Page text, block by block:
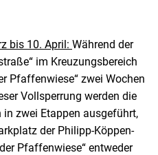
bis 10. April: Während der
im Kreuzungsbereich
Pfaffenwiese“ zwei Wochen
Vollsperrung werden die
zwei Etappen ausgeführt,
der Philipp-Köppen-
Pfaffenwiese“ entweder